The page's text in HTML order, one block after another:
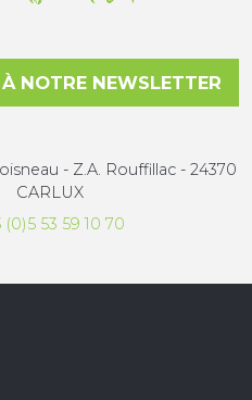
NOTRE NEWSLETTER
- Z.A. Rouffillac - 24370
CARLUX
(0)5 53 59 10 70